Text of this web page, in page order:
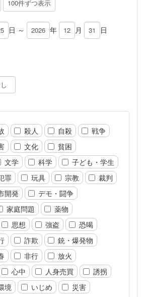
日 ～ 年 月 日
殺人 自殺
戦争
文化
貧困
文学 科学
子ども・学生
罪 玩具 宗教
裁判
開発
デモ・闘争
家庭問題
薬物
思想 強盗
恐喝
詐欺
銃・爆発物
非行
放火
心中 人身売買
誘拐
境 いじめ 災害